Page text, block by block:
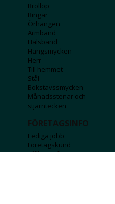
Bröllop
Ringar
Örhängen
Armband
Halsband
Hängsmycken
Herr
Till hemmet
Stål
Bokstavssmycken
Månadsstenar och
stjärntecken
FÖRETAGSINFO
Lediga jobb
Företagskund
Affiliateinformation